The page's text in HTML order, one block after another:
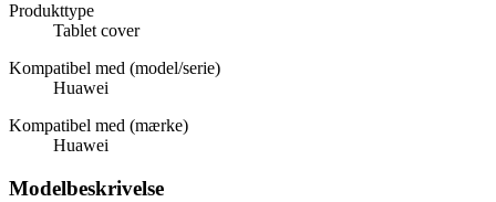
Produkttype
Tablet cover
Kompatibel med (model/serie)
Huawei
Kompatibel med (mærke)
Huawei
Modelbeskrivelse